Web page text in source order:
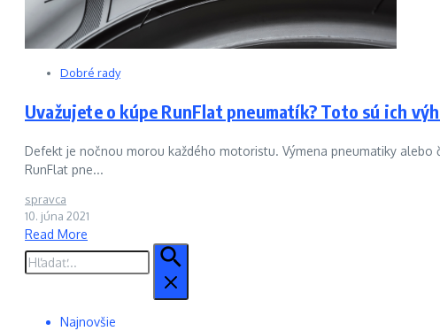
Dobré rady
Uvažujete o kúpe RunFlat pneumatík? Toto sú ich
Defekt je nočnou morou každého motoristu. Výmena pneumatiky
RunFlat pne...
spravca
10. júna 2021
Read More
Hľadať:
Najnovšie